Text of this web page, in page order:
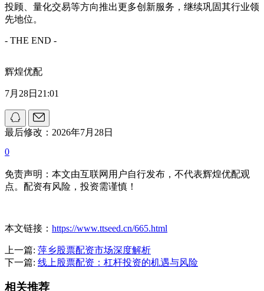
投顾、量化交易等方向推出更多创新服务，继续巩固其行业领
先地位。
- THE END -
辉煌优配
7月28日21:01
最后修改：2026年7月28日
0
免责声明：本文由互联网用户自行发布，不代表辉煌优配观
点。配资有风险，投资需谨慎！
本文链接： https://www.ttseed.cn/665.html
上一篇: 萍乡股票配资市场深度解析
下一篇: 线上股票配资：杠杆投资的机遇与风险
相关推荐